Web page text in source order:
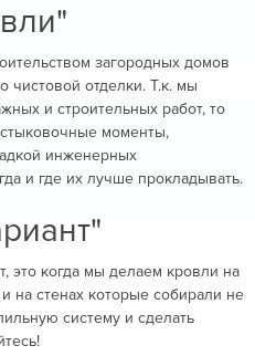
загородных домов
чистовой отделки. Т.к. мы
и строительных работ, то
моменты,
инженерных
и где их лучше прокладывать.
это когда мы делаем кровли на
на стенах которые собирали не
систему и сделать